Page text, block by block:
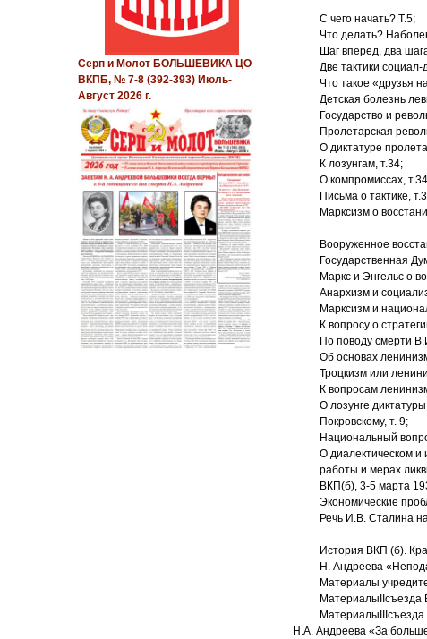
С чего начать? Т.5;
Что делать?
Шаг вперед, два
Две тактики
Что такое «друзья
Детская болезнь
Государство и
Пролетарская
О диктатуре
К лозунгам, т.34;
О компромиссах,
Письма о тактике,
Марксизм о
Вооруженное
Государственная
Маркс и Энгельс о
Анархизм и
Марксизм и
К вопросу о
По поводу смерти
Об основах
Троцкизм или
К вопросам
О лозунге
Покровскому, т. 9;
Национальный
О диалектическом и
работы и мерах
ВКП(б), 3-5 марта
Экономические
Речь И.В. Сталина
История ВКП (б).
Н. Андреева
Материалы
МатериалыIIсъезда
МатериалыIII
Н.А. Андреева «За
Серп и Молот БОЛЬШЕВИКА ЦО
ВКПБ, № 7-8 (392-393) Июль-
Август 2026 г.